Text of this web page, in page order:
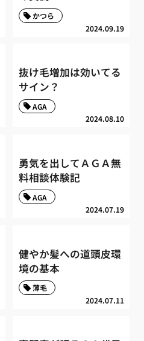
2024.09.19
かつら
抜け毛増加は効いてる
サイン？
2024.08.10
AGA
勇気を出してＡＧＡ無
料相談体験記
2024.07.19
AGA
健やか髪への道頭皮環
境の基本
2024.07.11
薄毛